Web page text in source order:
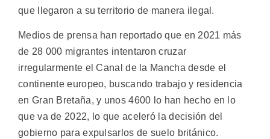
que llegaron a su territorio de manera ilegal.
Medios de prensa han reportado que en 2021 más
de 28 000 migrantes intentaron cruzar
irregularmente el Canal de la Mancha desde el
continente europeo, buscando trabajo y residencia
en Gran Bretaña, y unos 4600 lo han hecho en lo
que va de 2022, lo que aceleró la decisión del
gobierno para expulsarlos de suelo británico.